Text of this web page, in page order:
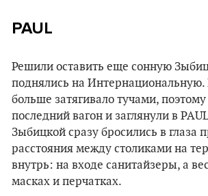
PAUL
Решили оставить еще сонную
поднялись на Интернациональную.
больше затягивало тучами,
последний вагон и заглянули в
Зыбицкой сразу бросились в глаза
расстояния между столиками на
внутрь: на входе санитайзеры, а
масках и перчатках.